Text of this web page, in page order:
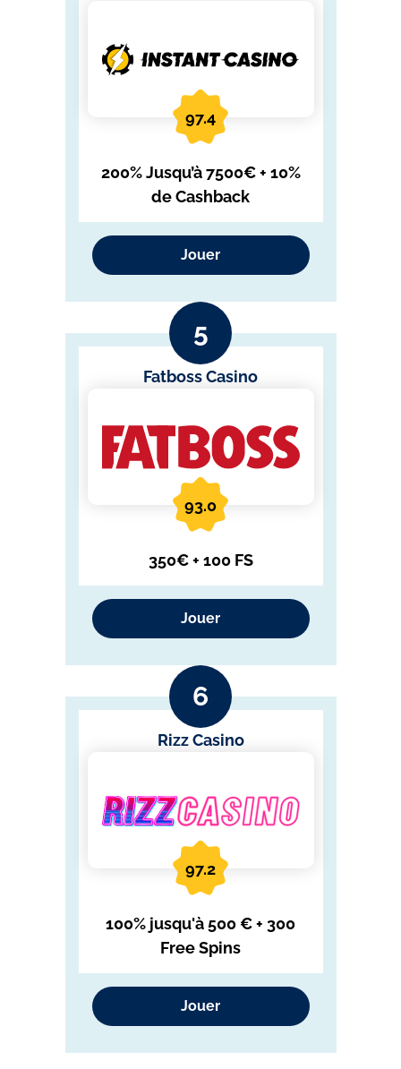
97.4
200% Jusqu’à 7500€ + 10%
de Cashback
Jouer
Fatboss Casino
93.0
350€ + 100 FS
Jouer
Rizz Casino
97.2
100% jusqu'à 500 € + 300
Free Spins
Jouer